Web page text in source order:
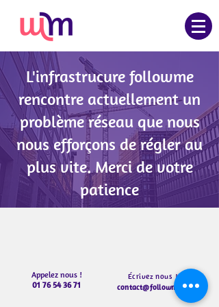
L'infrastrucure followme
rencontre actuellement un
problème réseau que nous
nous efforçons de régler au
plus vite. Merci de votre
patience
Appelez nous !
01 76 54 36 71
Écrivez nous !
contact@followme.fr